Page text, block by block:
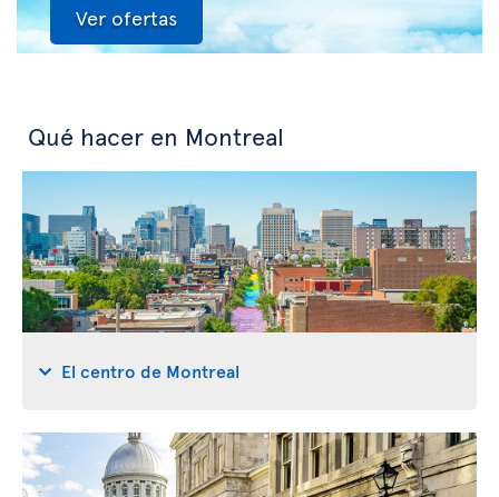
Ver ofertas
Qué hacer en Montreal
El centro de Montreal